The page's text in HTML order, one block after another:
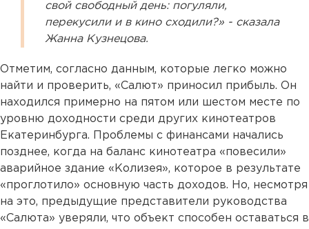
свой свободный день: погуляли,
перекусили и в кино сходили?» - сказала
Жанна Кузнецова.
Отметим, согласно данным, которые легко можно
найти и проверить, «Салют» приносил прибыль. Он
находился примерно на пятом или шестом месте по
уровню доходности среди других кинотеатров
Екатеринбурга. Проблемы с финансами начались
позднее, когда на баланс кинотеатра «повесили»
аварийное здание «Колизея», которое в результате
«проглотило» основную часть доходов. Но, несмотря
на это, предыдущие представители руководства
«Салюта» уверяли, что объект способен оставаться в